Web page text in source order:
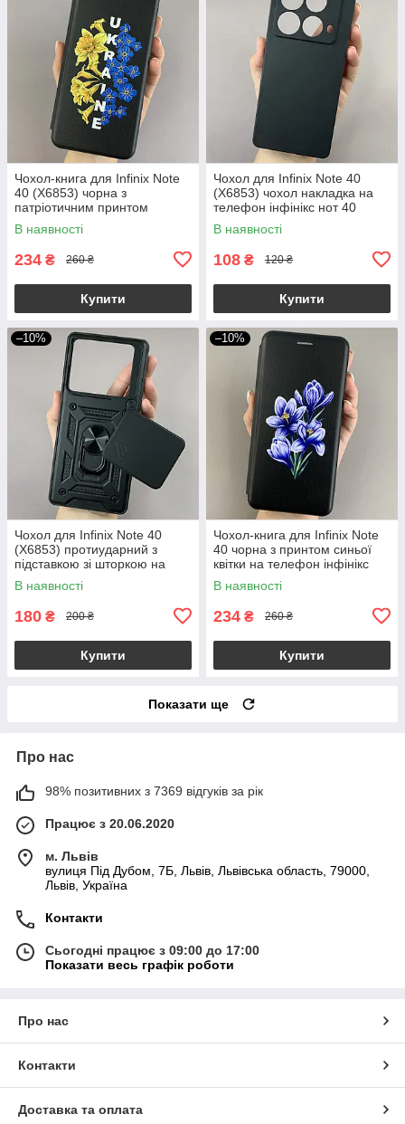
Чохол-книга для Infinix Note
40 (X6853) чорна з
патріотичним принтом
Україна з синьо-жовтими
квітами q09p
В наявності
234 ₴ 260 ₴
Купити
Чохол для Infinix Note 40
(X6853) чохол накладка на
телефон інфінікс нот 40
чорний tpb
В наявності
108 ₴ 120 ₴
Купити
–10%
Чохол для Infinix Note 40
(X6853) протиударний з
підставкою зі шторкою на
телефон інфінікс нот 40
чорний crt
В наявності
180 ₴ 200 ₴
Купити
–10%
Чохол-книга для Infinix Note
40 чорна з принтом синьої
квітки на телефон інфінікс
нот 40 q06r
В наявності
234 ₴ 260 ₴
Купити
Показати ще
Про нас
98% позитивних з 7369 відгуків за рік
Працює з 20.06.2020
м. Львів
вулиця Під Дубом, 7Б, Львів, Львівська область, 79000,
Львів, Україна
Контакти
Сьогодні працює з 09:00 до 17:00
Показати весь графік роботи
Про нас
Контакти
Доставка та оплата